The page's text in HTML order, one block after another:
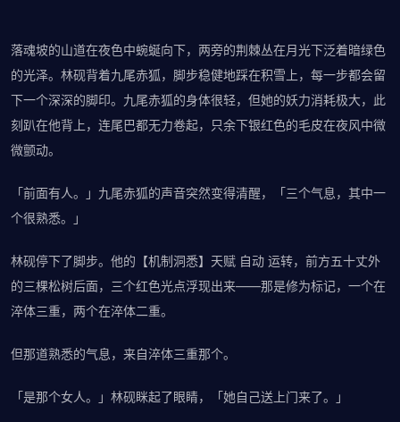
落魂坡的山道在夜色中蜿蜒向下，两旁的荆棘丛在月光下泛着暗绿色
的光泽。林砚背着九尾赤狐，脚步稳健地踩在积雪上，每一步都会留
下一个深深的脚印。九尾赤狐的身体很轻，但她的妖力消耗极大，此
刻趴在他背上，连尾巴都无力卷起，只余下银红色的毛皮在夜风中微
微颤动。
「前面有人。」九尾赤狐的声音突然变得清醒，「三个气息，其中一
个很熟悉。」
林砚停下了脚步。他的【机制洞悉】天赋 自动 运转，前方五十丈外
的三棵松树后面，三个红色光点浮现出来——那是修为标记，一个在
淬体三重，两个在淬体二重。
但那道熟悉的气息，来自淬体三重那个。
「是那个女人。」林砚眯起了眼睛，「她自己送上门来了。」